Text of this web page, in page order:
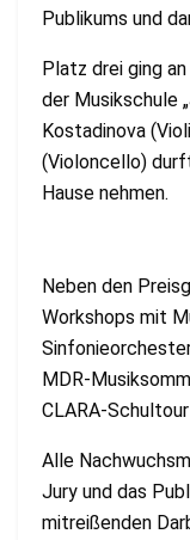
Publikums und
Platz drei ging
der Musikschule
Kostadinova
(Violoncello)
Hause nehmen.
Neben den
Workshops mit
MDR-
CLARA-
Alle
Jury und das
mitreißenden